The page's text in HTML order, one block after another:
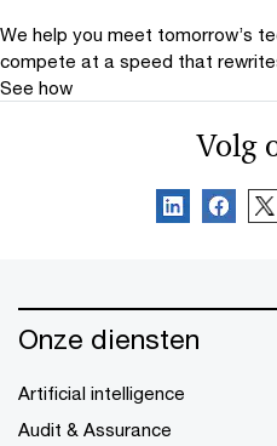
We help you meet tomorrow’s
compete at a speed that
See how
Volg
Onze diensten
Artificial intelligence
Audit & Assurance